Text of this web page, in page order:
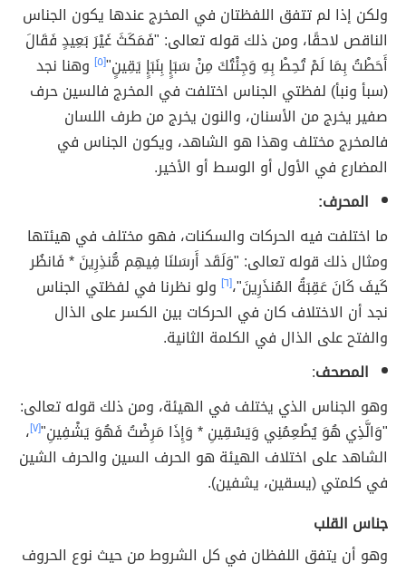
ولكن إذا لم تتفق اللفظتان في المخرج عندها يكون الجناس
الناقص لاحقًا، ومن ذلك قوله تعالى: "فَمَكَثَ غَيْرَ بَعِيدٍ فَقَالَ
أَحَطْتُ بِمَا لَمْ تُحِطْ بِهِ وَجِئْتُكَ مِنْ سَبَإٍ بِنَبَإٍ يَقِينٍ"[٥]
وهنا نجد
(سبأ ونبأ) لفظتي الجناس اختلفت في المخرج فالسين حرف
صفير يخرج من الأسنان، والنون يخرج من طرف اللسان
فالمخرج مختلف وهذا هو الشاهد، ويكون الجناس في
المضارع في الأول أو الوسط أو الأخير.
المحرف:
ما اختلفت فيه الحركات والسكنات، فهو مختلف في هيئتها
ومثال ذلك قوله تعالى: "وَلَقَد أَرسَلنَا فِيهِم مُّنذِرِينَ * فَانظُر
كَيفَ كَانَ عَقِبَةُ المُنذَرِينَ"،[٦]
ولو نظرنا في لفظتي الجناس
نجد أن الاختلاف كان في الحركات بين الكسر على الذال
والفتح على الذال في الكلمة الثانية.
المصحف:
وهو الجناس الذي يختلف في الهيئة، ومن ذلك قوله تعالى:
"وَالَّذِي هُوَ يُطْعِمُنِي وَيَسْقِينِ * وَإِذَا مَرِضْتُ فَهُوَ يَشْفِينِ"[٧] ،
الشاهد على اختلاف الهيئة هو الحرف السين والحرف الشين
في كلمتي (يسقين، يشفين).
جناس القلب
وهو أن يتفق اللفظان في كل الشروط من حيث نوع الحروف